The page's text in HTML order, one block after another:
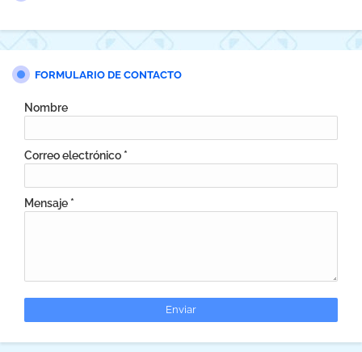
FORMULARIO DE CONTACTO
Nombre
Correo electrónico *
Mensaje *